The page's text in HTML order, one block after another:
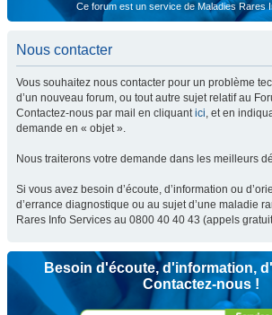
Ce forum est un service de Maladies Rares
Nous contacter
Vous souhaitez nous contacter pour un problème
d’un nouveau forum, ou tout autre sujet relatif au
Contactez-nous par mail en cliquantici, et en
demande en « objet ».
Nous traiterons votre demande dans les meilleurs
Si vous avez besoin d’écoute, d’information ou
d’errance diagnostique ou au sujet d’une maladie
Rares Info Services au 0800 40 40 43 (appels
Besoin d'écoute, d'information,
Contactez-nous !